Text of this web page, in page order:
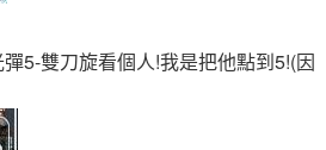
5-雙刀旋看個人!我是把他點到5!(因